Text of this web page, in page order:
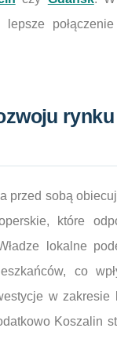
przed sobą
które
lokalne
co
w
Koszalin